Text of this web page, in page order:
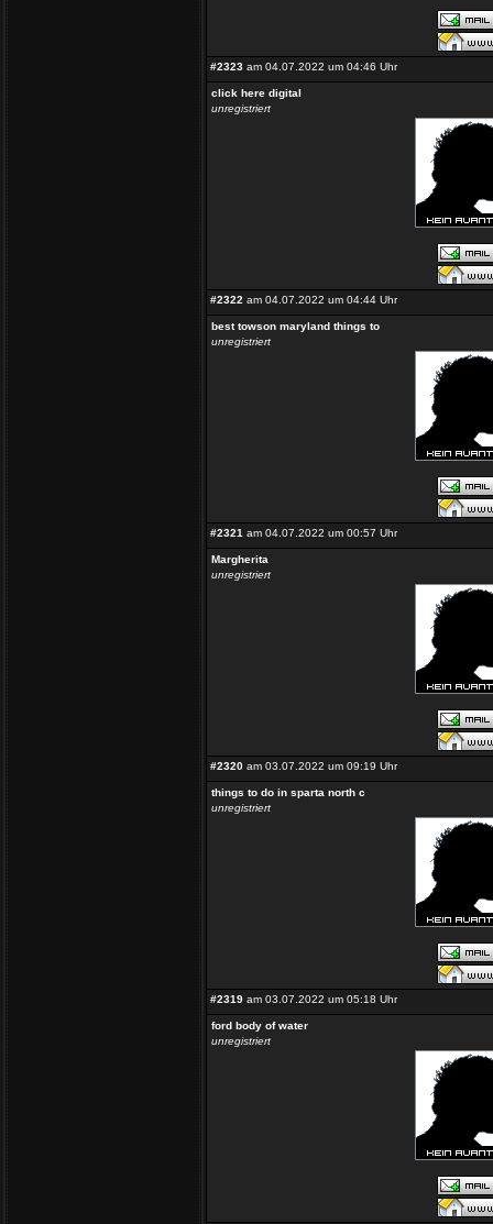
#2323 am 04.07.2022 um 04:46 Uhr
click here digital
unregistriert
#2322 am 04.07.2022 um 04:44 Uhr
best towson maryland things to
unregistriert
#2321 am 04.07.2022 um 00:57 Uhr
Margherita
unregistriert
#2320 am 03.07.2022 um 09:19 Uhr
things to do in sparta north c
unregistriert
#2319 am 03.07.2022 um 05:18 Uhr
ford body of water
unregistriert